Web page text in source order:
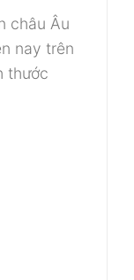
châu Âu
nay trên
thước